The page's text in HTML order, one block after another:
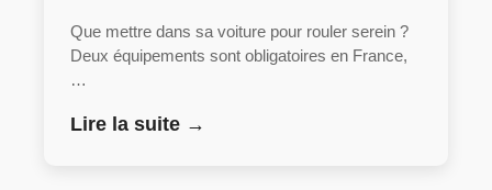
Que mettre dans sa voiture pour rouler serein ?
Deux équipements sont obligatoires en France,
…
Lire la suite →